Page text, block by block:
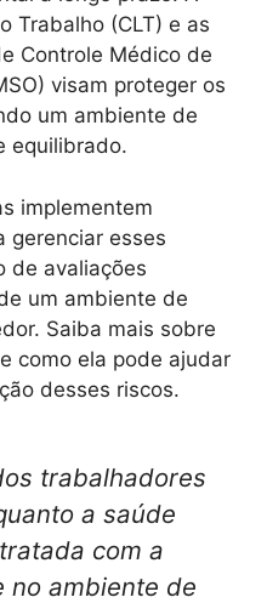
Trabalho (CLT) e as
Controle Médico de
visam proteger os
um ambiente de
equilibrado.
implementem
gerenciar esses
de avaliações
um ambiente de
Saiba mais sobre
e como ela pode ajudar
desses riscos.
trabalhadores
a saúde
com a
no ambiente de